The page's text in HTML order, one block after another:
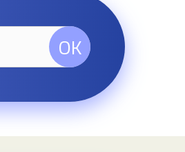
OK